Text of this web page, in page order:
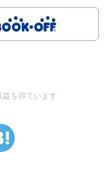
を得ています